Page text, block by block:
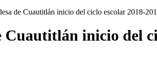
de Cuautitlán inicio del ciclo escolar 2018-
Cuautitlán inicio del